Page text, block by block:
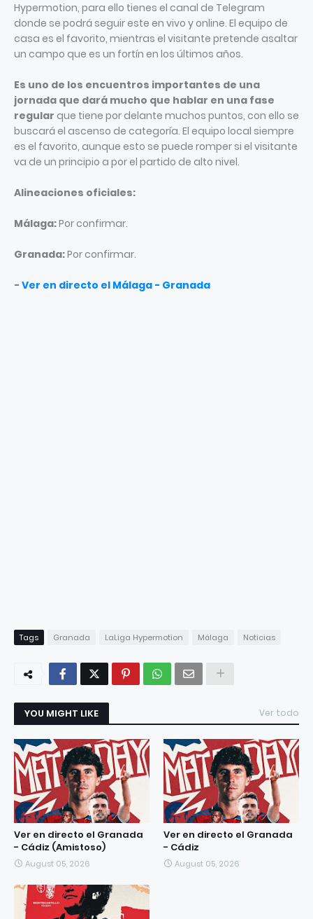
Hypermotion, para ello tienes el canal de Telegram
donde se podrá seguir este en vivo y online. El equipo de
casa es el favorito, mientras el visitante pretende asaltar
un campo que es un fortín en los últimos años.
Es uno de los encuentros importantes de una
jornada que dará mucho que hablar en una fase
regular que tiene por delante muchos puntos, con ello se
buscará el ascenso de categoría. El equipo local siempre
es el favorito, aunque esto se puede romper si el visitante
va de un principio a por el partido de alto nivel.
Alineaciones oficiales:
Málaga:Por confirmar.
Granada:Por confirmar.
- Ver en directo el Málaga - Granada
Tags Granada LaLiga Hypermotion Málaga Noticias
YOU MIGHT LIKE Ver todo
Ver en directo el Granada
- Cádiz (Amistoso)
August 05, 2026
Ver en directo el Granada
- Cádiz
August 05, 2026